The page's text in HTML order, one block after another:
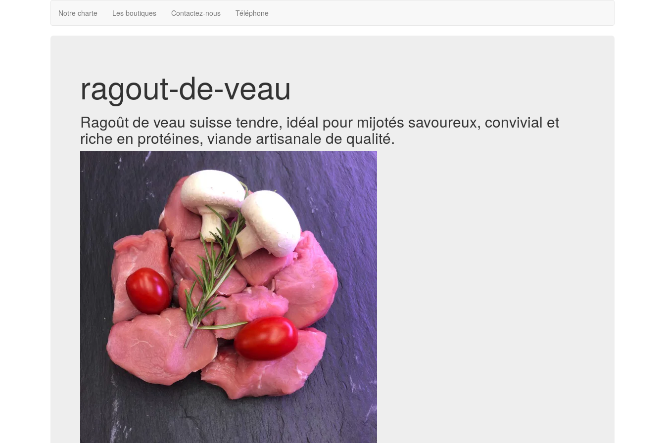
Notre charte Les boutiques Contactez-nous Téléphone
ragout-de-veau
Ragoût de veau suisse tendre, idéal pour mijotés savoureux, convivial et
riche en protéines, viande artisanale de qualité.